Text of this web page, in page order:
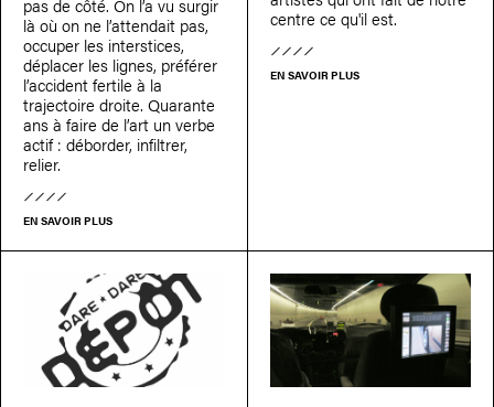
pas de côté. On l’a vu surgir
là où on ne l’attendait pas,
occuper les interstices,
déplacer les lignes, préférer
l’accident fertile à la
trajectoire droite. Quarante
ans à faire de l’art un verbe
actif : déborder, infiltrer,
relier.
EN SAVOIR PLUS
centre ce qu'il est.
EN SAVOIR PLUS